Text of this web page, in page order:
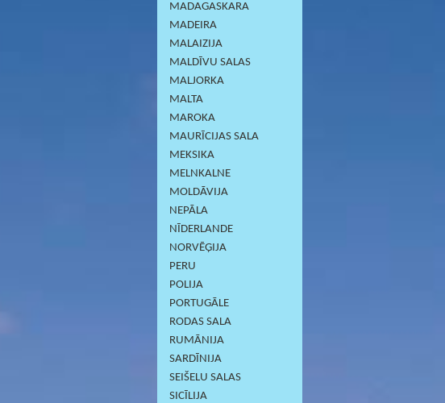
MADAGASKARA
MADEIRA
MALAIZIJA
MALDĪVU SALAS
MALJORKA
MALTA
MAROKA
MAURĪCIJAS SALA
MEKSIKA
MELNKALNE
MOLDĀVIJA
NEPĀLA
NĪDERLANDE
NORVĒĢIJA
PERU
POLIJA
PORTUGĀLE
RODAS SALA
RUMĀNIJA
SARDĪNIJА
SEIŠELU SALAS
SICĪLIJA